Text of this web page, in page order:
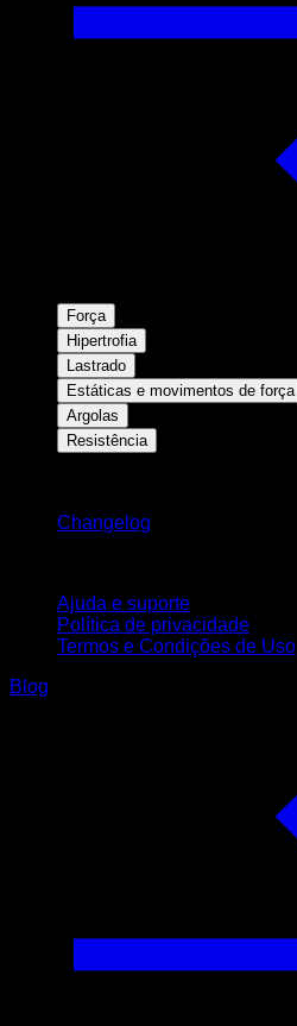
Força
Hipertrofia
Lastrado
Estáticas e movimentos de força
Argolas
Resistência
Changelog
Ajuda e suporte
Política de privacidade
Termos e Condições de Uso
Blog